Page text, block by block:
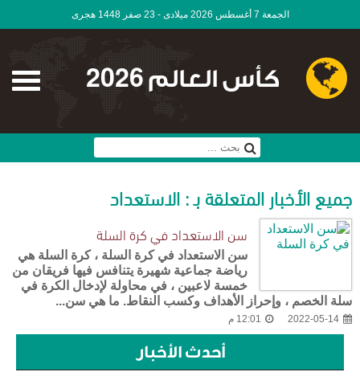
الجمعة 7 أغسطس 2026 ميلادى - 23 صفر 1448 هجرى
كأس العالم 2026
جميع الأخبار المتعلقة بـ : الاستعداد
سن الاستعداد في كرة السلة
سن الاستعداد في كرة السلة ، كرة السلة هي
رياضة جماعية شهيرة يتنافس فيها فريقان من
خمسة لاعبين ، في محاولة لإدخال الكرة في
سلة الخصم ، وإحراز الأهداف وكسب النقاط. ما هي سن...
2022-05-14 12:01 م
أحدث الأخبار